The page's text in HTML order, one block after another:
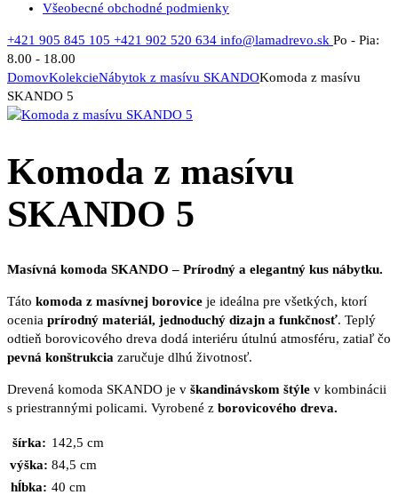
Všeobecné obchodné podmienky
+421 905 845 105 +421 902 520 634 info@lamadrevo.sk Po - Pia:
8.00 - 18.00
DomovKolekcieNábytok z masívu SKANDOKomoda z masívu
SKANDO 5
Komoda z masívu
SKANDO 5
Masívná komoda SKANDO – Prírodný a elegantný kus nábytku.
Táto komoda z masívnej borovice je ideálna pre všetkých, ktorí
ocenia prírodný materiál, jednoduchý dizajn a funkčnosť. Teplý
odtieň borovicového dreva dodá interiéru útulnú atmosféru, zatiaľ čo
pevná konštrukcia zaručuje dlhú životnosť.
Drevená komoda SKANDO je v škandinávskom štýle v kombinácii
s priestrannými policami. Vyrobené z borovicového dreva.
šírka: 142,5 cm
výška: 84,5 cm
hĺbka: 40 cm